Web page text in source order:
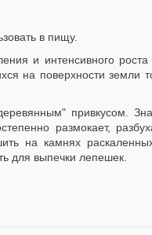
в пищу.
и интенсивного роста
на поверхности земли
привкусом.
размокает,
на камнях
для выпечки лепешек.